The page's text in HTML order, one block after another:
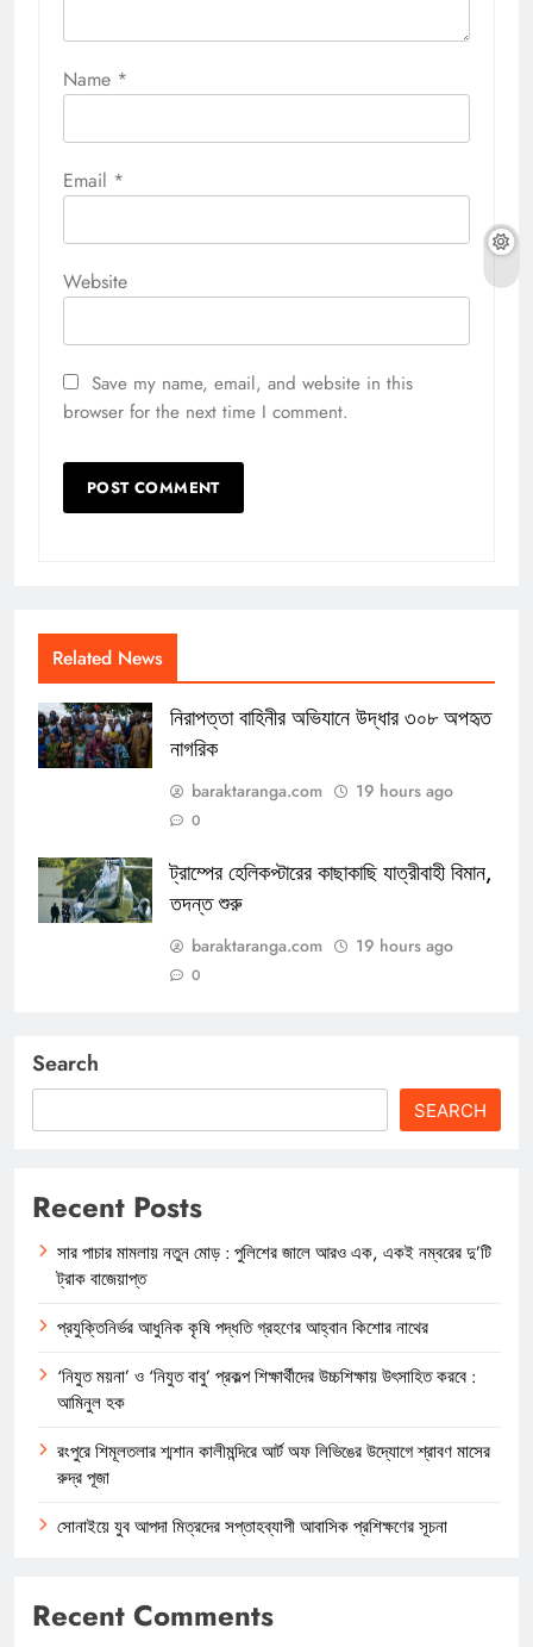
Name *
Email *
Website
Save my name, email, and website in this
browser for the next time I comment.
Related News
নিরাপত্তা বাহিনীর অভিযানে উদ্ধার ৩০৮ অপহৃত
নাগরিক
baraktaranga.com 19 hours ago
0
ট্রাম্পের হেলিকপ্টারের কাছাকাছি যাত্রীবাহী বিমান,
তদন্ত শুরু
baraktaranga.com 19 hours ago
0
Search
SEARCH
Recent Posts
সার পাচার মামলায় নতুন মোড় : পুলিশের জালে আরও এক, একই নম্বরের দু’টি
ট্রাক বাজেয়াপ্ত
প্রযুক্তিনির্ভর আধুনিক কৃষি পদ্ধতি গ্রহণের আহ্বান কিশোর নাথের
‘নিযুত ময়না’ ও ‘নিযুত বাবু’ প্রকল্প শিক্ষার্থীদের উচ্চশিক্ষায় উৎসাহিত করবে :
আমিনুল হক
রংপুরে শিমূলতলার শ্মশান কালীমন্দিরে আর্ট অফ লিভিঙের উদ্যোগে শ্রাবণ মাসের
রুদ্র পূজা
সোনাইয়ে যুব আপদা মিত্রদের সপ্তাহব্যাপী আবাসিক প্রশিক্ষণের সূচনা
Recent Comments